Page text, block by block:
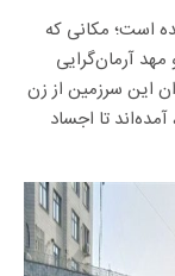
است؛ مکانی که
آرمان‌گرایی
این سرزمین از زن
تا اجساد